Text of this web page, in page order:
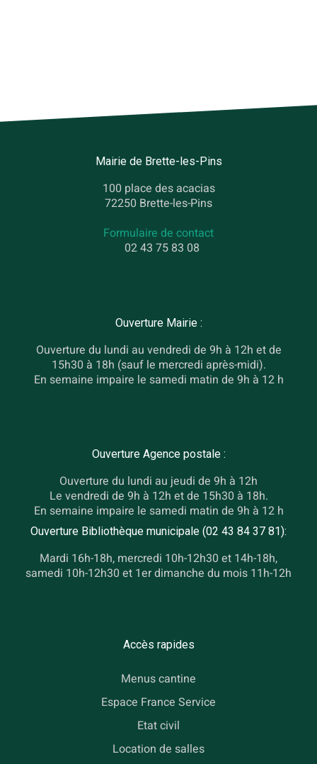
Mairie de Brette-les-Pins
100 place des acacias
72250 Brette-les-Pins
Formulaire de contact
02 43 75 83 08
Ouverture Mairie :
Ouverture du lundi au vendredi de 9h à 12h et de
15h30 à 18h (sauf le mercredi après-midi).
En semaine impaire le samedi matin de 9h à 12 h
Ouverture Agence postale :
Ouverture du lundi au jeudi de 9h à 12h
Le vendredi de 9h à 12h et de 15h30 à 18h.
En semaine impaire le samedi matin de 9h à 12 h
Ouverture Bibliothèque municipale (02 43 84 37 81):
Mardi 16h-18h, mercredi 10h-12h30 et 14h-18h,
samedi 10h-12h30 et 1er dimanche du mois 11h-12h
Accès rapides
Menus cantine
Espace France Service
Etat civil
Location de salles